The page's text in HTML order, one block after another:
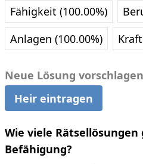
Fähigkeit (100.00%)
Anlagen (100.00%)
Neue Lösung vorschlagen
Heir eintragen
Wie viele
Befähigung?